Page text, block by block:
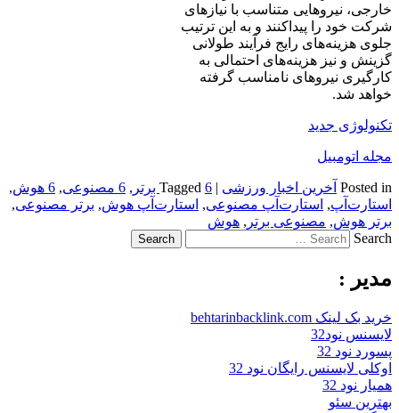
خارجی، نیروهایی متناسب با نیازهای
شرکت خود را پیداکنند و به این ‌ترتیب
جلوی هزینه‌های رایج فرآیند طولانی
گزینش و نیز هزینه‌های احتمالی به
کارگیری نیروهای نامناسب گرفته
خواهد شد.
تکنولوژی جدید
مجله اتومبیل
Posted in آخرین اخبار ورزشی |
Tagged 6 برتر , 6 مصنوعی , 6 هوش
,
استارت‌آپ, استارت‌آپ مصنوعی, استارت‌آپ هوش, برتر مصنوعی,
برتر هوش, مصنوعی برتر , هوش
Search
مدیر :
خرید بک لینک behtarinbacklink.com
لایسنس نود32
پسورد نود 32
اوکلی لایسنس رایگان نود 32
همیار نود 32
بهترین سئو